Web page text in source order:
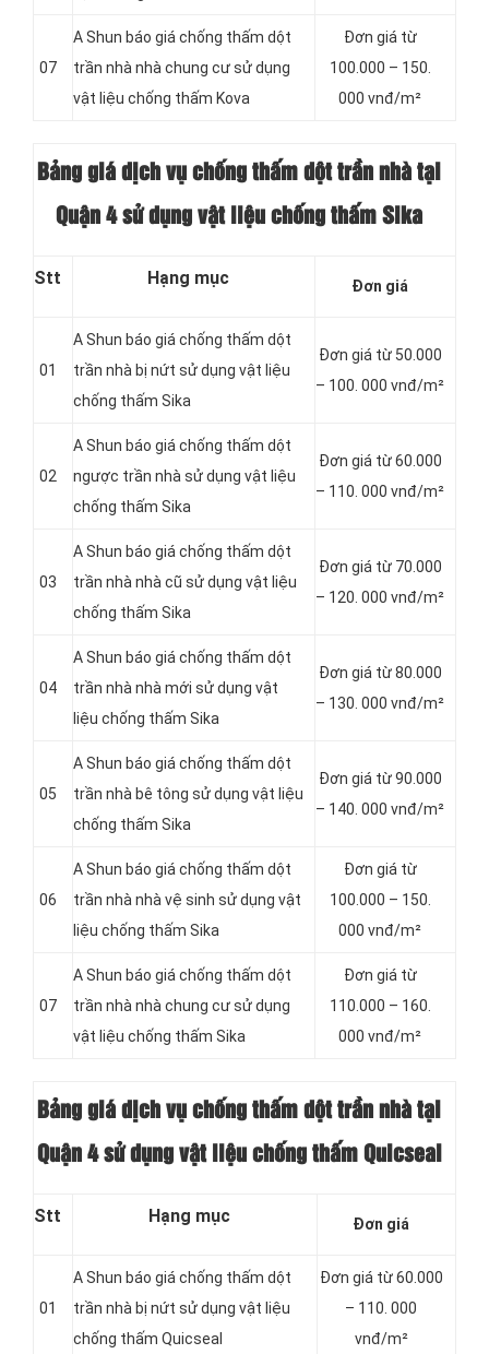
07
A Shun báo giá chống thấm dột
trần nhà nhà chung cư sử dụng
vật liệu chống thấm Kova
Đơn giá từ
100.000 – 150.
000 vnđ/m²
Bảng giá dịch vụ chống thấm dột trần nhà tại
Quận 4 sử dụng vật liệu chống thấm Sika
Stt Hạng mục Đơn giá
01
A Shun báo giá chống thấm dột
trần nhà bị nứt sử dụng vật liệu
chống thấm Sika
Đơn giá từ 50.000
– 100. 000 vnđ/m²
02
A Shun báo giá chống thấm dột
ngược trần nhà sử dụng vật liệu
chống thấm Sika
Đơn giá từ 60.000
– 110. 000 vnđ/m²
03
A Shun báo giá chống thấm dột
trần nhà nhà cũ sử dụng vật liệu
chống thấm Sika
Đơn giá từ 70.000
– 120. 000 vnđ/m²
04
A Shun báo giá chống thấm dột
trần nhà nhà mới sử dụng vật
liệu chống thấm Sika
Đơn giá từ 80.000
– 130. 000 vnđ/m²
05
A Shun báo giá chống thấm dột
trần nhà bê tông sử dụng vật liệu
chống thấm Sika
Đơn giá từ 90.000
– 140. 000 vnđ/m²
06
A Shun báo giá chống thấm dột
trần nhà nhà vệ sinh sử dụng vật
liệu chống thấm Sika
Đơn giá từ
100.000 – 150.
000 vnđ/m²
07
A Shun báo giá chống thấm dột
trần nhà nhà chung cư sử dụng
vật liệu chống thấm Sika
Đơn giá từ
110.000 – 160.
000 vnđ/m²
Bảng giá dịch vụ chống thấm dột trần nhà tại
Quận 4 sử dụng vật liệu chống thấm Quicseal
Stt Hạng mục Đơn giá
01
A Shun báo giá chống thấm dột
trần nhà bị nứt sử dụng vật liệu
chống thấm Quicseal
Đơn giá từ 60.000
– 110. 000
vnđ/m²